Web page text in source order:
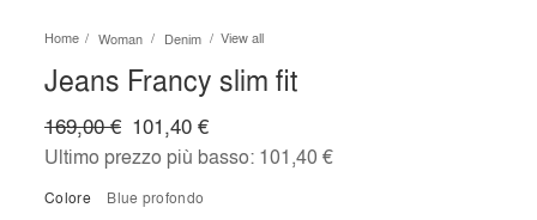
Home Woman Denim View all
Jeans Francy slim fit
101,40 €
169,00 €
Ultimo prezzo più basso: 101,40 €
Colore blue profondo